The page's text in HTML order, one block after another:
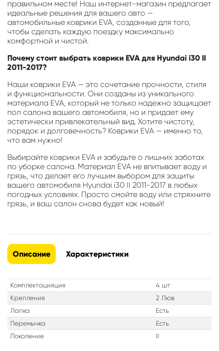
правильном месте! Наш интернет-магазин предлагает
идеальные решения для вашего авто —
автомобильные коврики EVA, созданные для того,
чтобы сделать каждую поездку максимально
комфортной и чистой.
Почему стоит выбрать коврики EVA для Hyundai i30 II
2011-2017?
Наши коврики EVA — это сочетание прочности, стиля
и функциональности. Они созданы из уникального
материала EVA, который не только надежно защищает
пол салона вашего автомобиля, но и придает ему
эстетически привлекательный вид. Хотите чистоту,
порядок и долговечность? Коврики EVA — именно то,
что вам нужно!
Выбирайте коврики EVA и забудьте о лишних заботах
по уборке салона. Материал EVA не впитывает воду и
грязь, что делает его лучшим выбором для защиты
вашего автомобиля Hyundai i30 II 2011-2017 в любых
погодных условиях. Просто смойте воду или стряхните
грязь, и ваш салон снова будет как новый!
Описание Характеристики
Комплектацияция
4 шт
Крепления
2 Люв
Лапка
Есть
Перемычка
Есть
Поколение
II